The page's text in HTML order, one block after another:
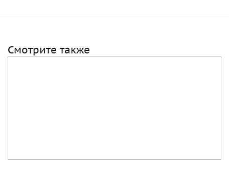
Смотрите также